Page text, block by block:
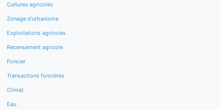
Cultures agricoles
Zonage d'urbanisme
Exploitations agricoles
Recensement agricole
Foncier
Transactions foncières
Climat
Eau